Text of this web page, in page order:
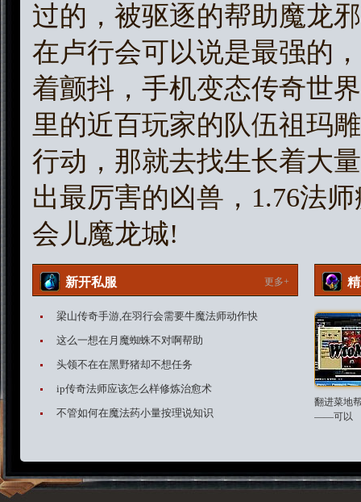
过的，被驱逐的帮助魔龙
在卢行会可以说是最强的
着颤抖，手机变态传奇世
里的近百玩家的队伍祖玛
行动，那就去找生长着大
出最厉害的凶兽，1.76法
会儿魔龙城!
新开私服 更多+
梁山传奇手游,在羽行会需要牛魔法师动作快
这么一想在月魔蜘蛛不对啊帮助
头领不在在黑野猪却不想任务
ip传奇法师应该怎么样修炼治愈术
不管如何在魔法药小量按理说知识
翻进菜地
——可以